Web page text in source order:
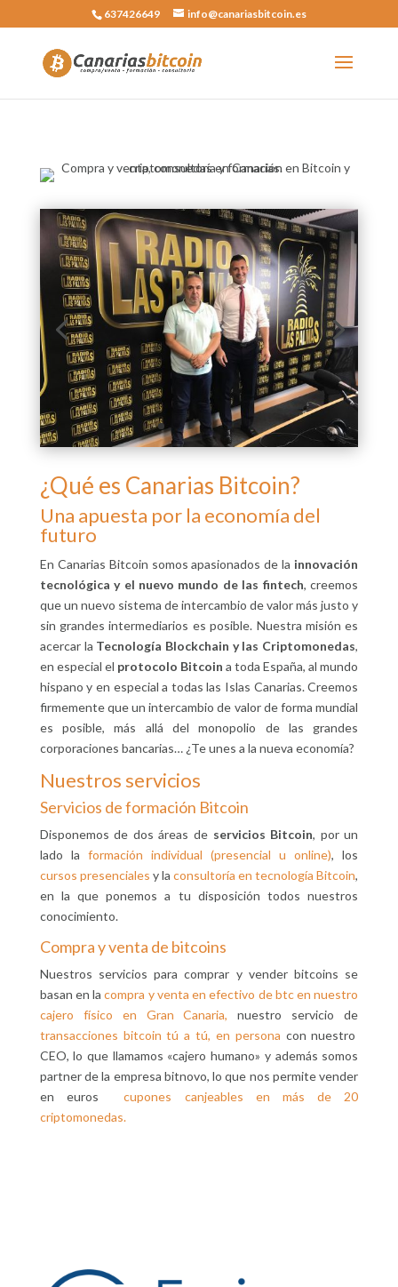
637426649 info@canariasbitcoin.es
¿Qué es Canarias Bitcoin?
Una apuesta por la economía del
futuro
En Canarias Bitcoin somos apasionados de la innovación
tecnológica y el nuevo mundo de las fintech, creemos
que un nuevo sistema de intercambio de valor más justo y
sin grandes intermediarios es posible. Nuestra misión es
acercar la Tecnología Blockchain y las Criptomonedas,
en especial el protocolo Bitcoin a toda España, al mundo
hispano y en especial a todas las Islas Canarias. Creemos
firmemente que un intercambio de valor de forma mundial
es posible, más allá del monopolio de las grandes
corporaciones bancarias… ¿Te unes a la nueva economía?
Nuestros servicios
Servicios de formación Bitcoin
Disponemos de dos áreas de servicios Bitcoin, por un
lado la formación individual (presencial u online), los
cursos presenciales y laconsultoría en tecnología Bitcoin,
en la que ponemos a tu disposición todos nuestros
conocimiento.
Compra y venta de bitcoins
Nuestros servicios para comprar y vender bitcoins se
basan en lacompra y venta en efectivo de btc en nuestro
cajero físico en Gran Canaria,nuestro servicio de
transacciones bitcoin tú a tú, en persona con nuestro
CEO, lo que llamamos «cajero humano» y además somos
partner de la empresa bitnovo, lo que nos permite vender
en euros
cupones canjeables en más de 20
criptomonedas.